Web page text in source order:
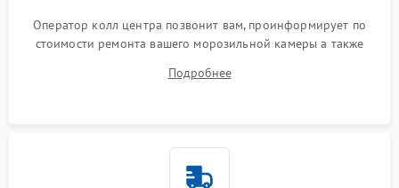
Оператор колл центра позвонит вам, проинформирует по
стоимости ремонта вашего морозильной камеры а также
Подробнее